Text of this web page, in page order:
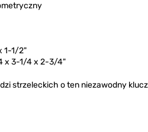
1-1/2"
x 3-1/4 x 2-3/4"
strzeleckich o ten niezawodny